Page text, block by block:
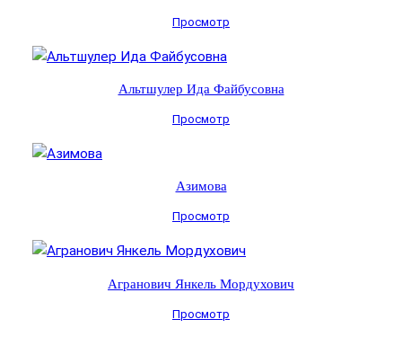
Просмотр
Альтшулер Ида Файбусовна
Просмотр
Азимова
Просмотр
Агранович Янкель Мордухович
Просмотр